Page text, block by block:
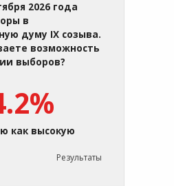
2026 года
в
думу IX созыва.
возможность
выборов?
как высокую
Результаты